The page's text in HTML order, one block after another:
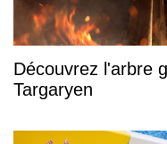
Découvrez l'arbre
Targaryen